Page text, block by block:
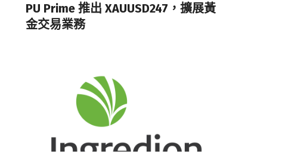
PU Prime 推出 XAUUSD247，擴展黃
金交易業務